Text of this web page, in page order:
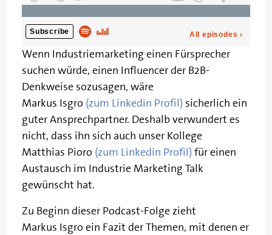
Wenn Industriemarketing einen Fürsprecher
suchen würde, einen Influencer der B2B-
Denkweise sozusagen, wäre
Markus Isgro (zum Linkedin Profil) sicherlich ein
guter Ansprechpartner. Deshalb verwundert es
nicht, dass ihn sich auch unser Kollege
Matthias Pioro (zum Linkedin Profil)für einen
Austausch im Industrie Marketing Talk
gewünscht hat.
Zu Beginn dieser Podcast-Folge zieht
Markus Isgro ein Fazit der Themen, mit denen er